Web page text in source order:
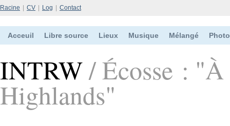
Racine CV Log Contact
Acceuil Libre source Lieux Musique Mélangé
INTRW/ Écosse : "À
Highlands"